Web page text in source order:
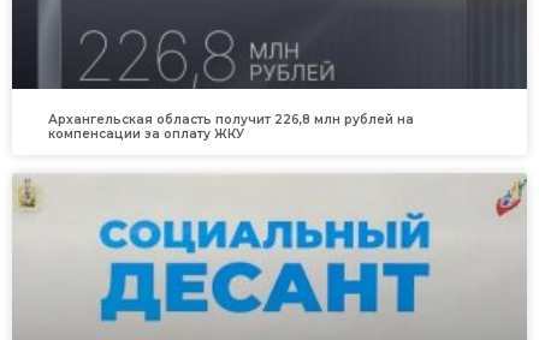
Архангельская область получит 226,8 млн рублей на
компенсации за оплату ЖКУ